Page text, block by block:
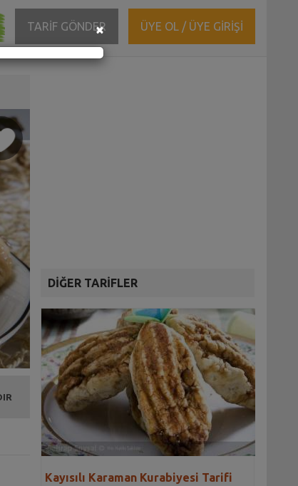
TARİF GÖNDER ÜYE OL / ÜYE GİRİŞİ
DİĞER TARİFLER
Kayısılı Karaman Kurabiyesi Tarifi
×Close